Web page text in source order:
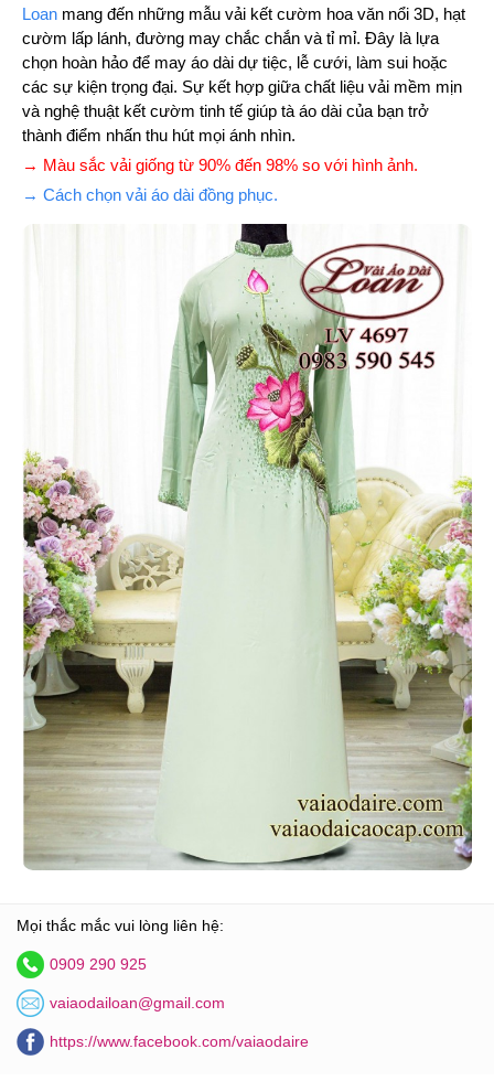
Loan mang đến những mẫu vải kết cườm hoa văn nổi 3D, hạt
cườm lấp lánh, đường may chắc chắn và tỉ mỉ. Đây là lựa
chọn hoàn hảo để may áo dài dự tiệc, lễ cưới, làm sui hoặc
các sự kiện trọng đại. Sự kết hợp giữa chất liệu vải mềm mịn
và nghệ thuật kết cườm tinh tế giúp tà áo dài của bạn trở
thành điểm nhấn thu hút mọi ánh nhìn.
→ Màu sắc vải giống từ 90% đến 98% so với hình ảnh.
→ Cách chọn vải áo dài đồng phục.
Mọi thắc mắc vui lòng liên hệ:
0909 290 925
vaiaodailoan@gmail.com
https://www.facebook.com/vaiaodaire